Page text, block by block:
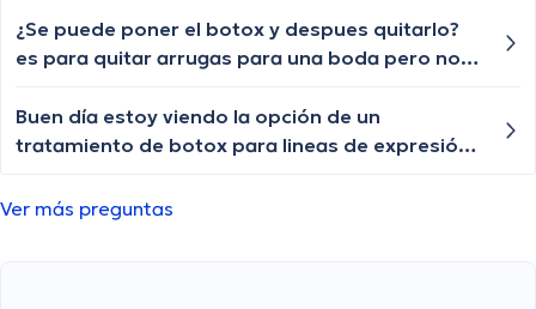
¿Se puede poner el botox y despues quitarlo?
es para quitar arrugas para una boda pero no
Buen día estoy viendo la opción de un
tratamiento de botox para lineas de expresión,
Ver más preguntas